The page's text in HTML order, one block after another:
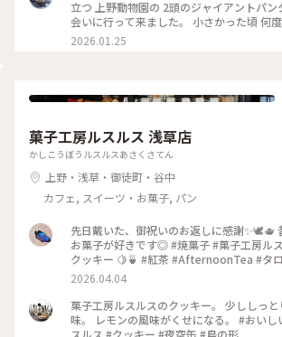
立つ 上野動物園の 2頭のジャイアントパン
会いに行って来ました。 小さかった頃 何
ありましたが、今回は久しぶり。。 大き
重は約100キロ、毛並みも凛々しく 立派な
り、少し待ったあとの入場、 もぐもぐタイ
る シャオシャオ(3〜5枚目)の 愛くるしい姿
ました。 ガラスの向こうで 熱い視線を送る
く気にする事なく、マイペースの シャオ
イ。。 私たちも 思わず笑顔に。。 ちょっ
歓声が上がったり… 和気藹々とした 空気の
で 穏やかな時間が 流れていました。 中国
でも元気でね たくさんの癒しを ありがと
させていただき感謝です🙏♡ #パンダ #シ
イ #上野動物園 #開運旅 #上野 #東京 #こ
2026.01.25
菓子工房ルスルス 浅草店
かしこうぼうルスルスあさくさてん
上野・浅草・御徒町・谷中
カフェ, スイーツ・お菓子, パン
先日戴いた、御祝いのお返しに感謝✨🕊️🫖
お菓子が好きです◎ #焼菓子 #菓子工房ル
クッキー 🍋🍵 #紅茶 #AfternoonTea #タ
🐰
2026.04.04
菓子工房ルスルスのクッキー。 少ししっ
味。 レモンの風味がくせになる。 #おいしい旅 #おみやげ #ル